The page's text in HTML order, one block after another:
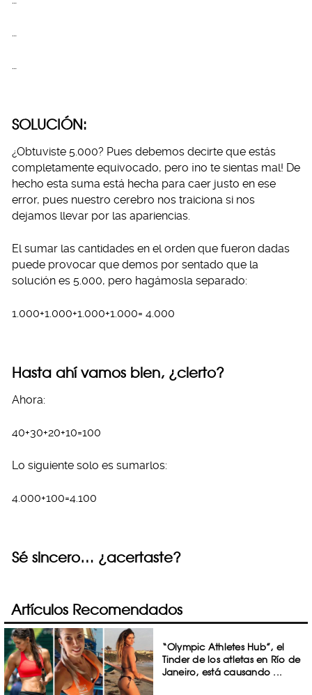
…
…
SOLUCIÓN:
¿Obtuviste 5.000? Pues debemos decirte que estás
completamente equivocado, pero ¡no te sientas mal! De
hecho esta suma está hecha para caer justo en ese
error, pues nuestro cerebro nos traiciona si nos
dejamos llevar por las apariencias.
El sumar las cantidades en el orden que fueron dadas
puede provocar que demos por sentado que la
solución es 5.000, pero hagámosla separado:
1.000+1.000+1.000+1.000= 4.000
Hasta ahí vamos bien, ¿cierto?
Ahora:
40+30+20+10=100
Lo siguiente solo es sumarlos:
4.000+100=4.100
Sé sincero… ¿acertaste?
Artículos Recomendados
“Olympic Athletes Hub”, el
Tinder de los atletas en Río de
Janeiro, está causando ...